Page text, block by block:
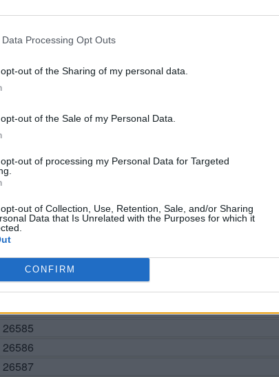
Data Processing Opt Outs
out of the Sharing of my personal data.
out of the Sale of my Personal Data.
out of processing my Personal Data for Targeted
out of Collection, Use, Retention, Sale, and/or Sharing
Data that Is Unrelated with the Purposes for which it
CONFIRM
BUSCAR MÁS RESPUESTAS